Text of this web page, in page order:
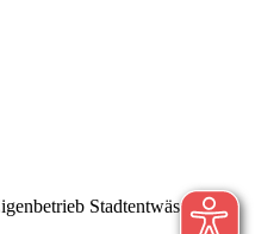
Stadtentwässerung